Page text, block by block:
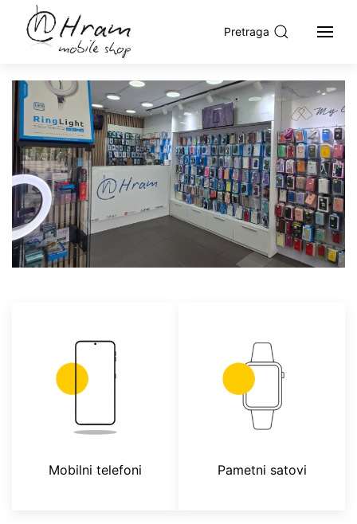
Pretraga
Mobilni telefoni Pametni satovi